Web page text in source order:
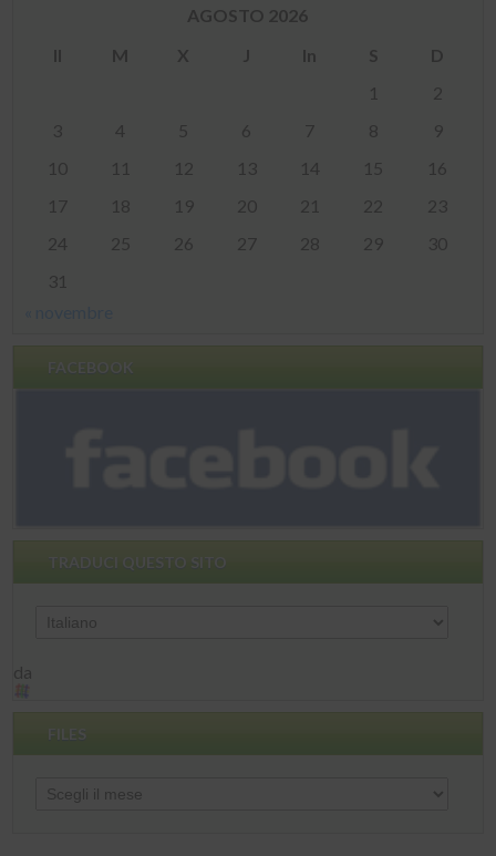
AGOSTO 2026
Il
M X J In S
D
1
2
3
4 5 6 7 8
9
10
11 12 13 14 15
16
17
18 19 20 21 22
23
24
25 26 27 28 29
30
31
FACEBOOK
TRADUCI QUESTO SITO
da
FILES